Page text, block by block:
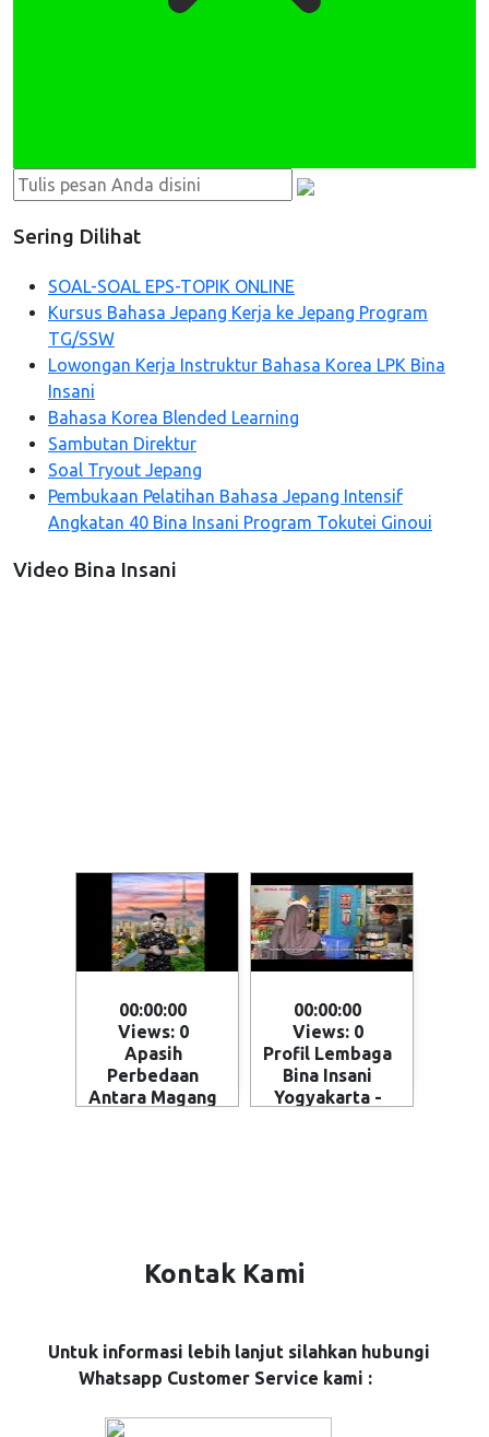
Sering Dilihat
SOAL-SOAL EPS-TOPIK ONLINE
Kursus Bahasa Jepang Kerja ke Jepang Program
TG/SSW
Lowongan Kerja Instruktur Bahasa Korea LPK Bina
Insani
Bahasa Korea Blended Learning
Sambutan Direktur
Soal Tryout Jepang
Pembukaan Pelatihan Bahasa Jepang Intensif
Angkatan 40 Bina Insani Program Tokutei Ginoui
Video Bina Insani
00:00:00
Views: 0
Apasih
Perbedaan
Antara Magang
00:00:00
Views: 0
Profil Lembaga
Bina Insani
Yogyakarta -
Kontak Kami
Untuk informasi lebih lanjut silahkan hubungi
Whatsapp Customer Service kami :